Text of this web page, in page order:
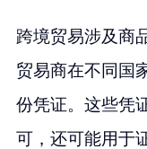
跨境贸易涉及商
贸易商在不同国
份凭证。这些凭
可，还可能用于